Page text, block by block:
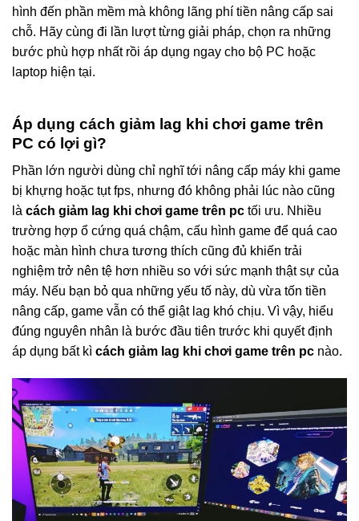
hình đến phần mềm mà không lãng phí tiền nâng cấp sai
chỗ. Hãy cùng đi lần lượt từng giải pháp, chọn ra những
bước phù hợp nhất rồi áp dụng ngay cho bộ PC hoặc
laptop hiện tại.
Áp dụng cách giảm lag khi chơi game trên
PC có lợi gì?
Phần lớn người dùng chỉ nghĩ tới nâng cấp máy khi game
bị khựng hoặc tụt fps, nhưng đó không phải lúc nào cũng
là cách giảm lag khi chơi game trên pc tối ưu. Nhiều
trường hợp ổ cứng quá chậm, cấu hình game để quá cao
hoặc màn hình chưa tương thích cũng đủ khiến trải
nghiệm trở nên tệ hơn nhiều so với sức mạnh thật sự của
máy. Nếu bạn bỏ qua những yếu tố này, dù vừa tốn tiền
nâng cấp, game vẫn có thể giật lag khó chịu. Vì vậy, hiểu
đúng nguyên nhân là bước đầu tiên trước khi quyết định
áp dụng bất kì cách giảm lag khi chơi game trên pc nào.